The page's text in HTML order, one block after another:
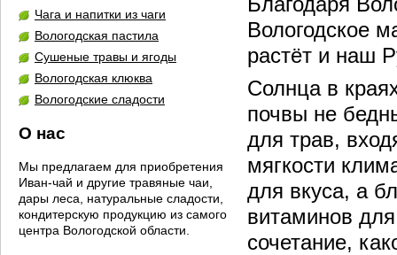
Чага и напитки из чаги
Вологодская пастила
Сушеные травы и ягоды
Вологодская клюква
Вологодские сладости
О нас
Мы предлагаем для приобретения
Иван-чай и другие травяные чаи,
дары леса, натуральные сладости,
кондитерскую продукцию из самого
центра Вологодской области.
Вологодское
растёт и наш
Солнца в
почвы не
для трав,
мягкости
для вкуса, а
витаминов
сочетание,